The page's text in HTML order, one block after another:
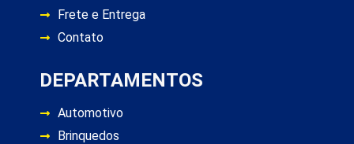
Frete e Entrega
Contato
DEPARTAMENTOS
Automotivo
Brinquedos